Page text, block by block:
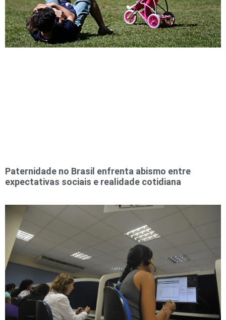
Paternidade no Brasil enfrenta abismo entre
expectativas sociais e realidade cotidiana